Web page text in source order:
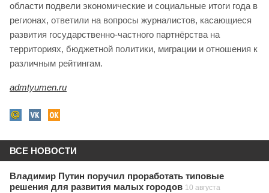
области подвели экономические и социальные итоги года в
регионах, ответили на вопросы журналистов, касающиеся
развития государственно-частного партнёрства на
территориях, бюджетной политики, миграции и отношения к
различным рейтингам.
admtyumen.ru
ВСЕ НОВОСТИ
Владимир Путин поручил проработать типовые
решения для развития малых городов 10 августа